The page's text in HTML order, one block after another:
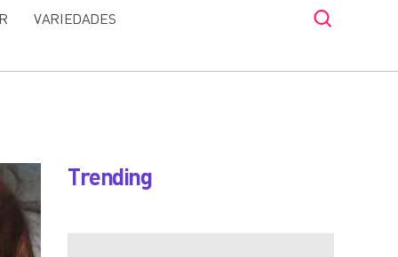
VARIEDADES
Trending